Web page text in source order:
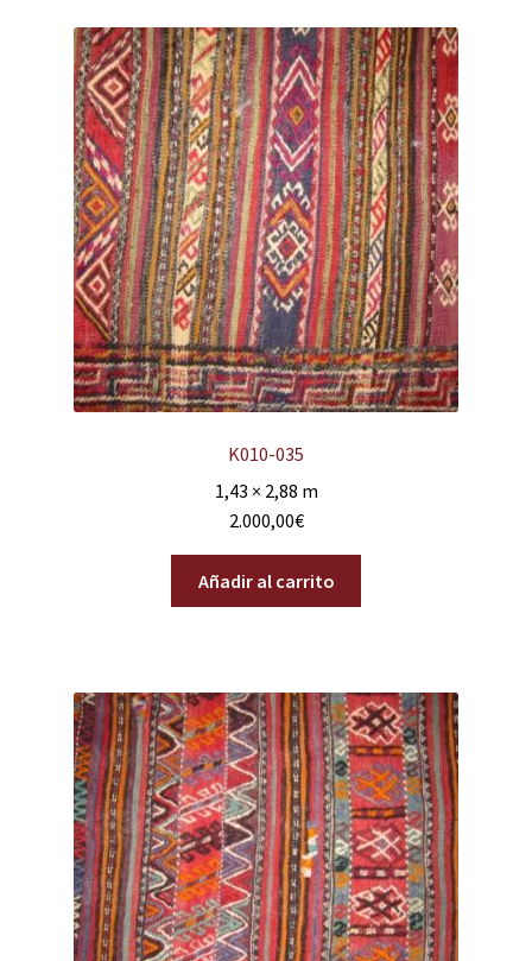
K010-035
1,43 × 2,88 m
2.000,00€
Añadir al carrito